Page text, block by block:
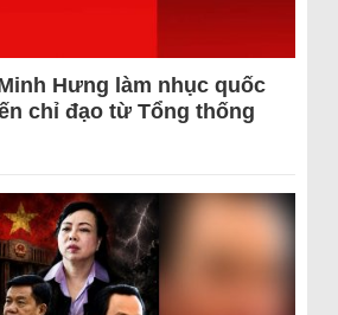
Hưng làm nhục quốc
chỉ đạo từ Tổng thống